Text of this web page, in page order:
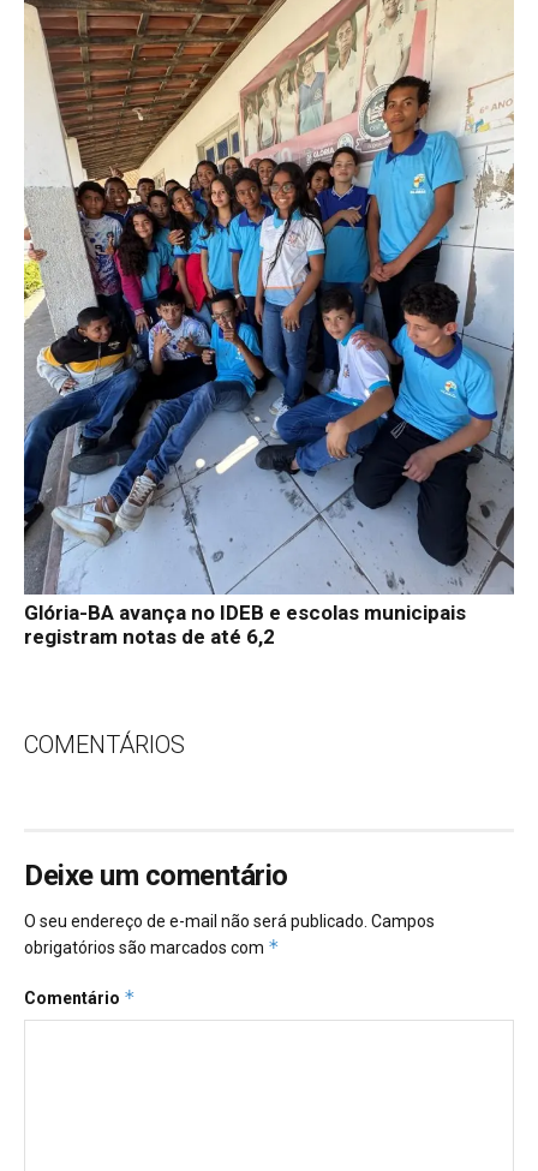
Glória-BA avança no IDEB e escolas municipais
registram notas de até 6,2
COMENTÁRIOS
Deixe um comentário
O seu endereço de e-mail não será publicado. Campos
obrigatórios são marcados com *
Comentário *